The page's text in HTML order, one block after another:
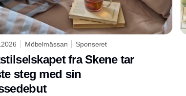
Möbelmässan Sponseret
fra Skene tar
steg med sin